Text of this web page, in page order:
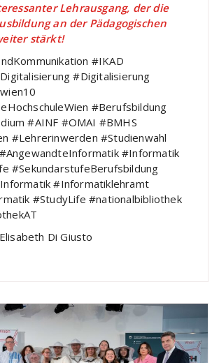
Lehrausgang, der die
an der Pädagogischen
stärkt!
#IKAD
#Digitalisierung
#Berufsbildung
#AINF #OMAI #BMHS
#Lehrerinwerden #Studienwahl
#Informatik
#SekundarstufeBerufsbildung
#Informatiklehramt
#StudyLife #nationalbibliothek
Di Giusto